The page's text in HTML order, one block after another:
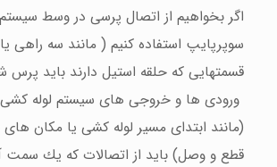
اگر بخواهیم از اتصال پرسی در وسط
سوپرپایپ استفاده كنیم ( مانند سه راهی
قسمتهایی كه حلقه استیل دارند باید پرس
ورودی ها و خروجی های سیستم لوله
(مانند ابتدای مسیر لوله كشی یا مكان
قطع و وصل) باید از اتصالات كه یك سمت